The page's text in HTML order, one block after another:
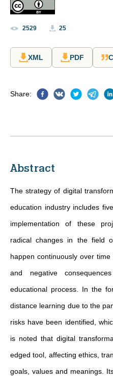
2529 25
XML PDF
Share:
Abstract
The strategy of digital
education industry includes
implementation of these
radical changes in the field
happen continuously over
and negative
educational process. In the
distance learning due to the
risks have been identified,
is noted that digital
edged tool, affecting ethics,
goals, values and meanings.